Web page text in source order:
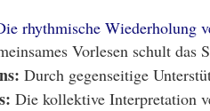
rhythmische Wiederholung
Vorlesen schult das
Durch gegenseitige
Die kollektive Interpretation